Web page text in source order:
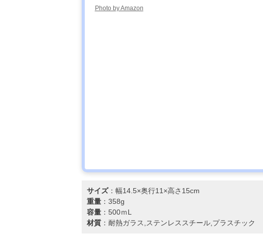
Photo by Amazon
サイズ：幅14.5×奥行11×高さ15cm
重量：358g
容量：500ｍL
材質：耐熱ガラス,ステンレススチール,プラスチック